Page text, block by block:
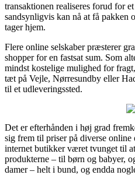
transaktionen realiseres forud for
sandsynligvis kan nå at få pakken
tager hjem.
Flere online selskaber præsterer
shopper for en fastsat sum. Som
mindst kostelige mulighed for
tæt på Vejle, Nørresundby eller
til et udleveringssted.
Det er efterhånden i høj grad
sig frem til priser på diverse
internet butikker været tvunget til
produkterne – til børn og babyer,
damer – helt i bund, og endda